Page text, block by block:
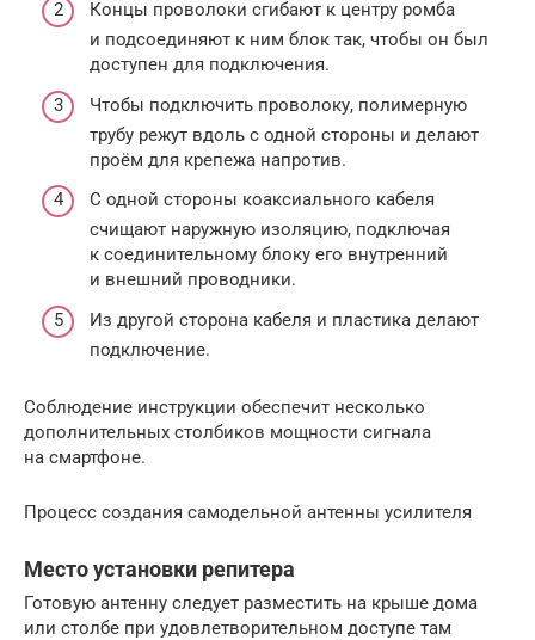
Концы проволоки сгибают к центру ромба
и подсоединяют к ним блок так, чтобы он был
доступен для подключения.
Чтобы подключить проволоку, полимерную
трубу режут вдоль с одной стороны и делают
проём для крепежа напротив.
С одной стороны коаксиального кабеля
счищают наружную изоляцию, подключая
к соединительному блоку его внутренний
и внешний проводники.
Из другой сторона кабеля и пластика делают
подключение.
Соблюдение инструкции обеспечит несколько
дополнительных столбиков мощности сигнала
на смартфоне.
Процесс создания самодельной антенны усилителя
Место установки репитера
Готовую антенну следует разместить на крыше дома
или столбе при удовлетворительном доступе там